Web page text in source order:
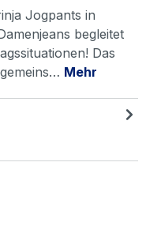
Jogpants in
begleitet
Das
Mehr